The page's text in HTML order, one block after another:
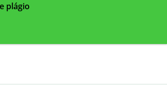
plágio